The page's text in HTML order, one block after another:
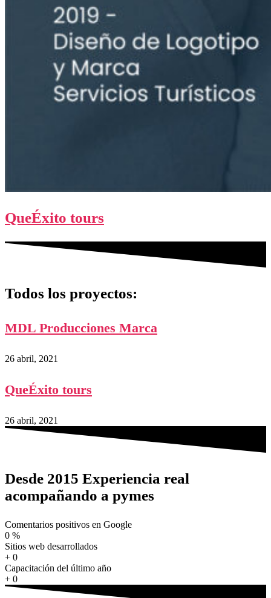
QueÉxito tours
Todos los proyectos:
MDL Producciones Marca
26 abril, 2021
QueÉxito tours
26 abril, 2021
Desde 2015 Experiencia real
acompañando a pymes
Comentarios positivos en Google
0 %
Sitios web desarrollados
+ 0
Capacitación del último año
+ 0